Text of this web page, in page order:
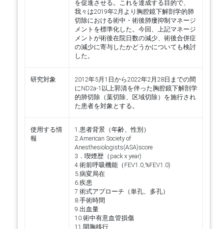
を促進させる。これを達成する目的で、
我々は2019年2月より胸腔鏡下解剖学的肺
切除における術中・術後肺瘻抑制マネージ
メントを標準化した。今回、上記マネージ
メントが術後在院日数の減少、術後合併症
の減少に寄与したかどうかについても検討
した。
研究対象
2012年5月1日から2022年2月28日までの間
にND2a-1以上郭清を伴った胸腔鏡下解剖学
的肺切除（葉切除、区域切除）を施行され
た患者を対象とする。
使用する情
報
1.患者背景（年齢、性別）
2.American Society of
Anesthesiologists(ASA)score
3．喫煙歴（pack x year)
4.術前呼吸機能（FEV1.0,%FEV1.0)
5.病変局在
6.疾患
7.術式アプローチ（単孔、多孔）
8.手術時間
9.出血量
10.術中有意血管損傷
11.開胸移行